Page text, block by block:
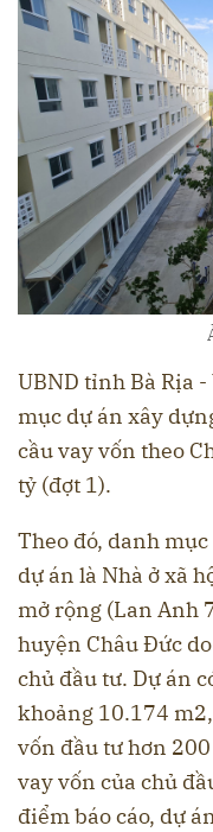
UBND tỉnh Bà Rịa
mục dự án xây
cầu vay vốn theo
tỷ (đợt 1).
Theo đó, danh
dự án là Nhà ở xã
mở rộng (Lan Anh
huyện Châu Đức
chủ đầu tư. Dự án
khoảng 10.174
vốn đầu tư hơn
vay vốn của chủ
điểm báo cáo, dự